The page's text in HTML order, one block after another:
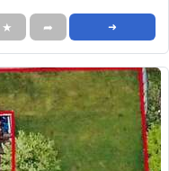
★ ➦ ➜